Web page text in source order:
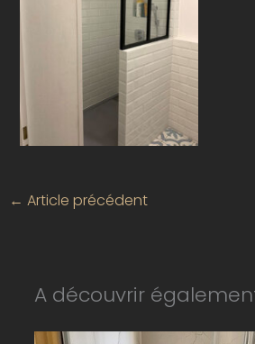
photo-36
travaux-de-menuiserie-sur-mesure-
← Article précédent
A découvrir